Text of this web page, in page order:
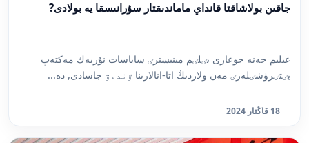
جاقىن بولاشاقتا قانداي ماماندىقتار سۇرانىسقا يە بولادى?
عىلىم جەنە جوعارى بٸلٸم مينيسترٸ ساياسات نۇربەك مەكتەپ
بٸتٸرۋشٸلەرٸ مەن ولاردىڭ اتا-انالارىنا ٷندەۋ جاسادى, دە...
18 قاڭتار 2024